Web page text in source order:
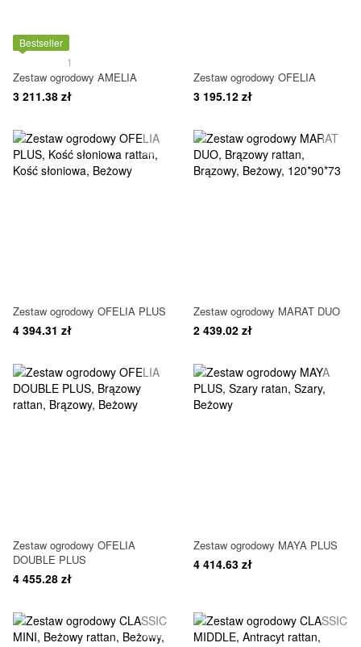
Bestseller
1
Zestaw ogrodowy AMELIA
3 211.38 zł
Zestaw ogrodowy OFELIA
3 195.12 zł
Zestaw ogrodowy OFELIA PLUS
4 394.31 zł
Zestaw ogrodowy MARAT DUO
2 439.02 zł
Zestaw ogrodowy OFELIA
DOUBLE PLUS
4 455.28 zł
Zestaw ogrodowy MAYA PLUS
4 414.63 zł